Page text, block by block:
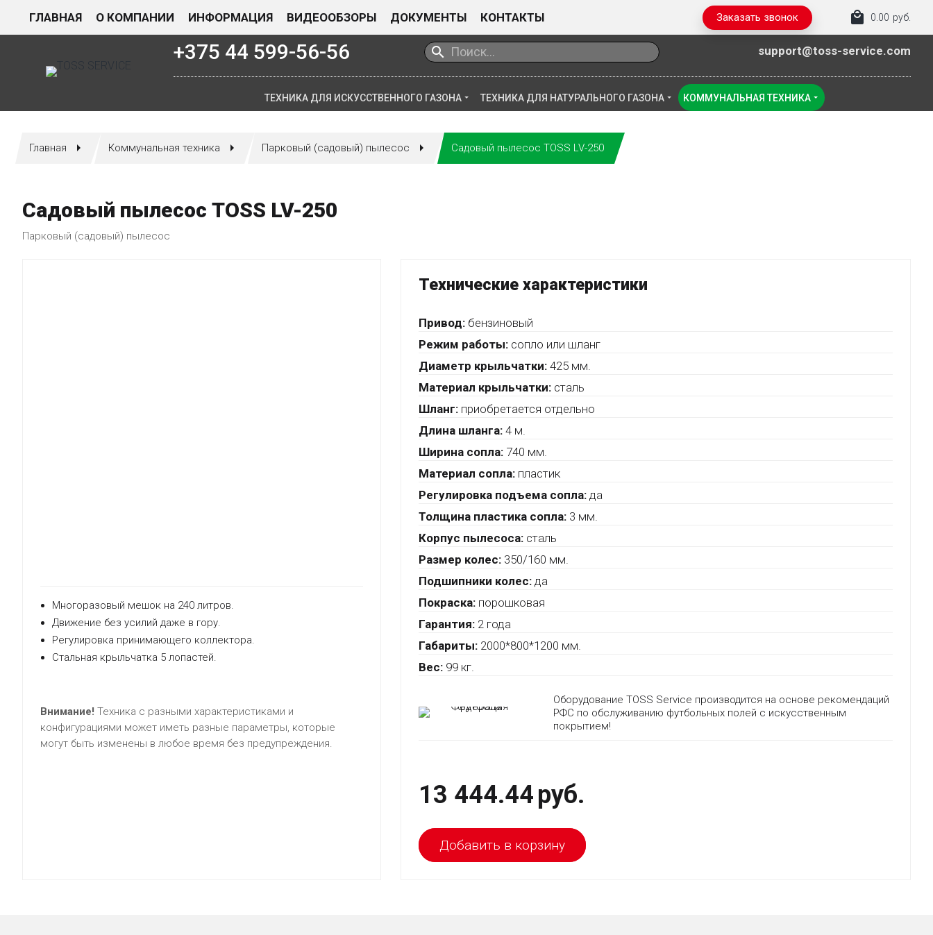
ГЛАВНАЯ О КОМПАНИИ ИНФОРМАЦИЯ ВИДЕООБЗОРЫ ДОКУМЕНТЫ КОНТАКТЫ Заказать звонок руб.
0.00
+375 44 599-56-56 support@toss-service.com
ТЕХНИКА ДЛЯ ИСКУССТВЕННОГО ГАЗОНА ТЕХНИКА ДЛЯ НАТУРАЛЬНОГО ГАЗОНА КОММУНАЛЬНАЯ ТЕХНИКА
Главная Коммунальная техника Парковый (садовый) пылесос Садовый пылесос TOSS LV-250
Садовый пылесос TOSS LV-250
Парковый (садовый) пылесос
Многоразовый мешок на 240 литров.
Движение без усилий даже в гору.
Регулировка принимающего коллектора.
Стальная крыльчатка 5 лопастей.
Внимание! Техника с разными характеристиками и
конфигурациями может иметь разные параметры, которые
могут быть изменены в любое время без предупреждения.
Технические характеристики
Привод:бензиновый
Режим работы:сопло или шланг
Диаметр крыльчатки:425 мм.
Материал крыльчатки:сталь
Шланг:приобретается отдельно
Длина шланга:4 м.
Ширина сопла:740 мм.
Материал сопла:пластик
Регулировка подъема сопла:да
Толщина пластика сопла:3 мм.
Корпус пылесоса:сталь
Размер колес:350/160 мм.
Подшипники колес:да
Покраска:порошковая
Гарантия:2 года
Габариты:2000*800*1200 мм.
Вес:99 кг.
Оборудование TOSS Service производится на основе рекомендаций
РФС по обслуживанию футбольных полей с искусственным
покрытием!
руб.
13 444.44
Добавить в корзину